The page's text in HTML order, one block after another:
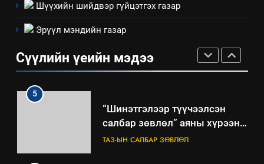
Шүүхийн шийдвэр гүйцэтгэх газар
Эрүүл мэндийн газар
Сүүлийн үеийн мэдээ
төлөвлөгөө
“Шинэтгэлээр түүчээлсэн
салбар зөвлөл” аяны хүрээнд
зохион байгуулах арга
хэмжээний төлөвлөгөө
ТАЗ-ЫН САЛБАР ЗӨВЛӨЛ
6
Санхүүгийн тайланд хийсэн
аудитын дүгнэлт
ИЛ ТОД БАЙДАЛ